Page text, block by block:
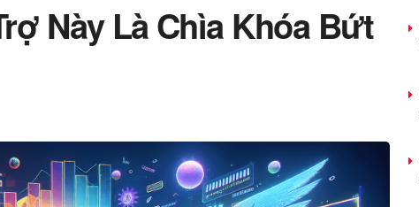
Này Là Chìa Khóa Bứt